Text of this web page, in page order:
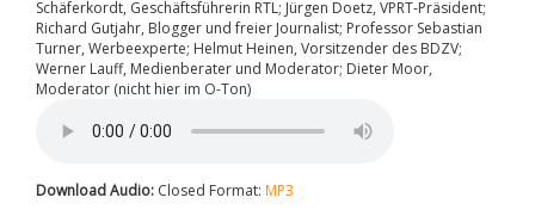
Schäferkordt, Geschäftsführerin RTL; Jürgen Doetz, VPRT-Präsident;
Richard Gutjahr, Blogger und freier Journalist; Professor Sebastian
Turner, Werbeexperte; Helmut Heinen, Vorsitzender des BDZV;
Werner Lauff, Medienberater und Moderator; Dieter Moor,
Moderator (nicht hier im O-Ton)
Download Audio: Closed Format: MP3